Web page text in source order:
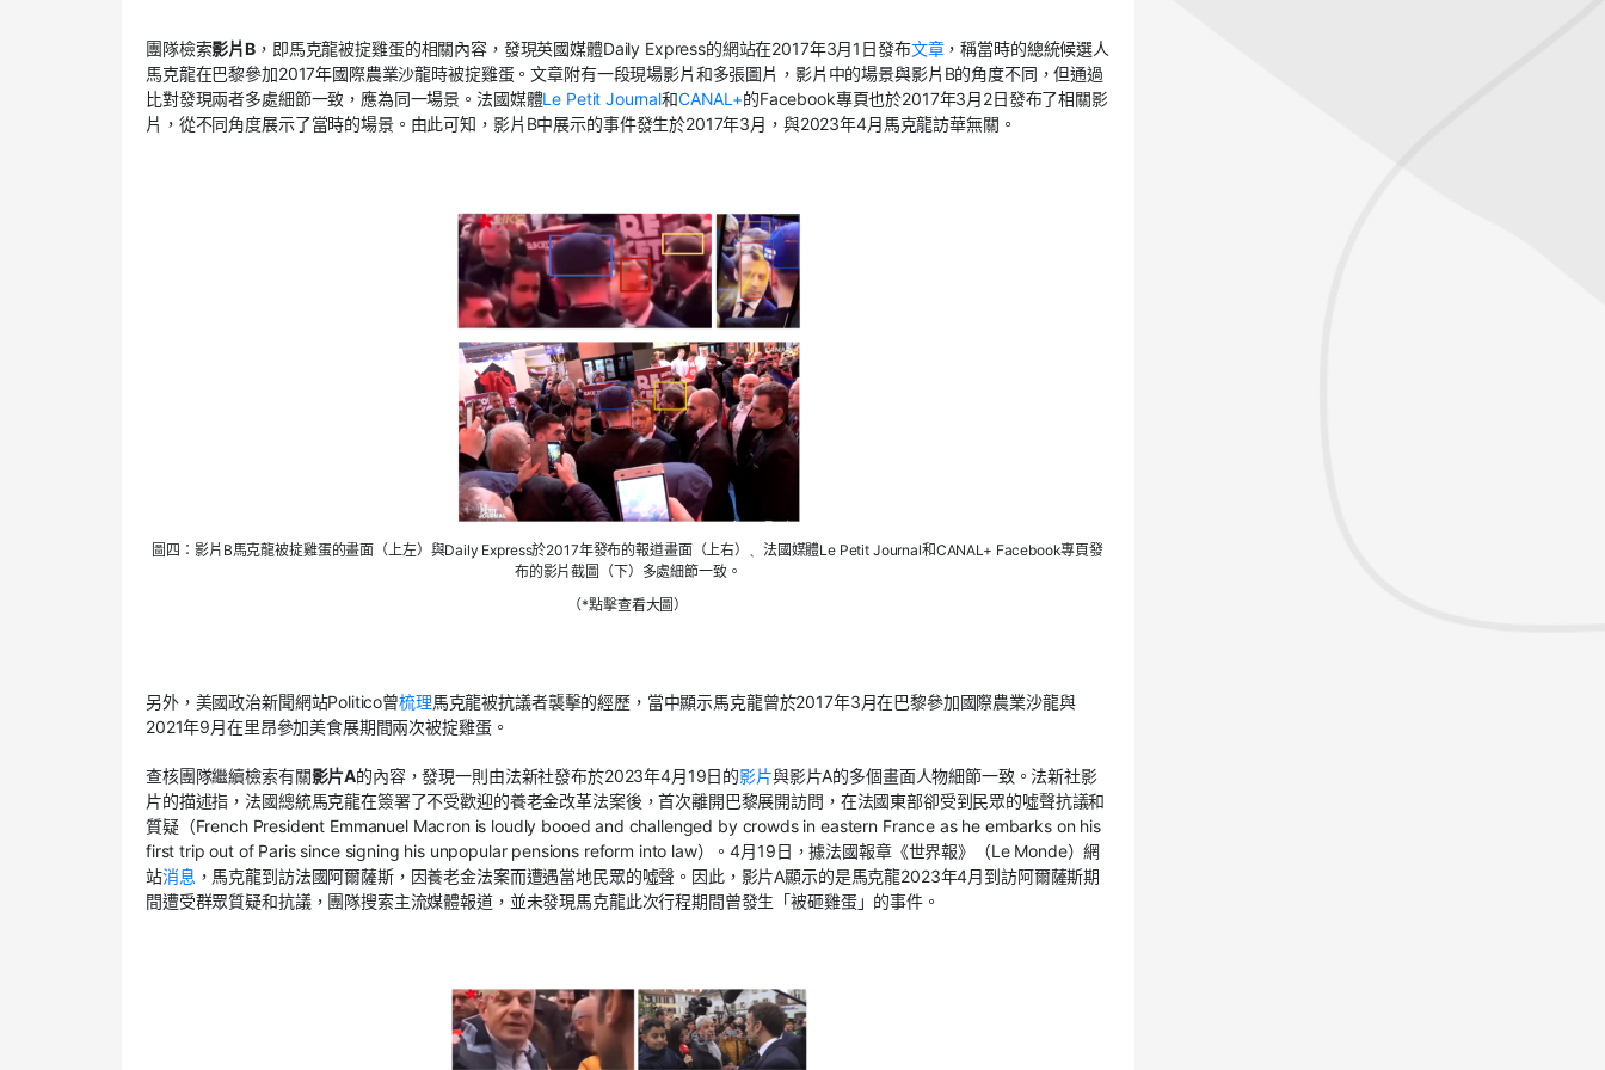
團隊檢索影片B， 即馬克龍被掟雞蛋的相關內容， 發現英國媒體Daily Express的網站在2017年3月1日發布文章，稱當時的總統候選人
馬克龍在巴黎參加2017年國際農業沙龍時被掟雞蛋。文章附有一段現場影片和多張圖片， 影片中的場景與影片B的角度不同，但通過
比對發現兩者多處細節一致， 應為同一場景。 法國媒體Le Petit Journal和CANAL +的Facebook專頁也於2017年3月2日發布了相關影
片，從不同角度展示了當時的場景。由此可知，影片 B中展示的事件發生於2017年3月，與2023年4月馬克龍訪華無關。
圖四：影片 B馬克龍被掟雞蛋的畫面（上左） 與Daily Express於2017年發布的報道畫面（上右） 、 法國媒體Le Petit Journal和CANAL+ Facebook專頁發
布的影片截圖 （下） 多處細節一致。
（*點擊查看大圖）
另外，美國政治新聞網站Politico曾梳理馬克龍被抗議者襲擊的經歷，當中顯示馬克龍曾於2017年3月在巴黎參加國際農業沙龍與
2021年9月在里昂參加美食展期間兩次被掟雞蛋。
查核團隊繼續檢索有關影片A的內容，發現一則由法新社發布於2023年4月19日的影片與影片A的多個畫面人物細節一致。法新社影
片的描述指，法國總統馬克龍在簽署了不受歡迎的養老金改革法案後，首次離開巴黎展開訪問，在法國東部卻受到民眾的噓聲抗議和
質疑（French President Emmanuel Macron is loudly booed and challenged by crowds in eastern France as he embarks on his
first trip out of Paris since signing his unpopular pensions reform into law）。4月19日，據法國報章《世界報》（Le Monde）網
站消息 ，馬克龍到訪法國阿爾薩斯，因養老金法案而遭遇當地民眾的噓聲。因此，影片A顯示的是馬克龍2023年4月到訪阿爾薩斯期
間遭受群眾質疑和抗議，團隊搜索主流媒體報道，並未發現馬克龍此次行程期間曾發生「被砸雞蛋」的事件。